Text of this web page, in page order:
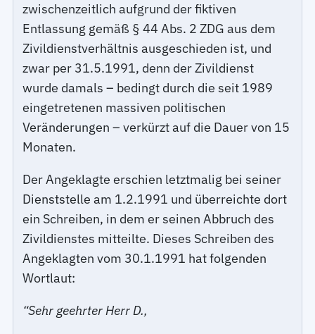
zwischenzeitlich aufgrund der fiktiven
Entlassung gemäß § 44 Abs. 2 ZDG aus dem
Zivildienstverhältnis ausgeschieden ist, und
zwar per 31.5.1991, denn der Zivildienst
wurde damals – bedingt durch die seit 1989
eingetretenen massiven politischen
Veränderungen – verkürzt auf die Dauer von 15
Monaten.
Der Angeklagte erschien letztmalig bei seiner
Dienststelle am 1.2.1991 und überreichte dort
ein Schreiben, in dem er seinen Abbruch des
Zivildienstes mitteilte. Dieses Schreiben des
Angeklagten vom 30.1.1991 hat folgenden
Wortlaut:
“Sehr geehrter Herr D.,